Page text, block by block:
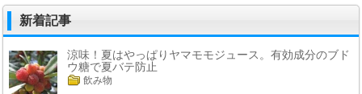
新着記事
涼味！夏はやっぱりヤマモモジュース。有効成分のブド
ウ糖で夏バテ防止
飲み物